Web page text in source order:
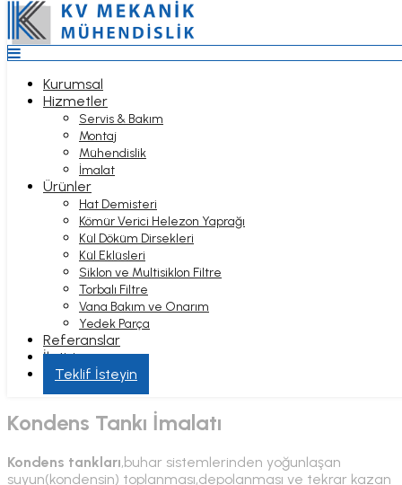
Top
Anasayfa
Kurumsal
Hizmetler
Servis & Bakım
Montaj
Mühendislik
İmalat
Ürünler
Hat Demisteri
Kömür Verici Helezon Yaprağı
Kül Döküm Dirsekleri
Kül Eklüsleri
Siklon ve Multisiklon Filtre
Torbalı Filtre
Vana Bakım ve Onarım
Yedek Parça
Referanslar
İletişim
Hizmet Bölgeleri
Kurumsal
Hizmetler
Servis & Bakım
Montaj
Mühendislik
İmalat
Ürünler
Hat Demisteri
Kömür Verici Helezon Yaprağı
Kül Döküm Dirsekleri
Kül Eklüsleri
Siklon ve Multisiklon Filtre
Torbalı Filtre
Vana Bakım ve Onarım
Yedek Parça
Referanslar
İletişim
Teklif İsteyin
KONDENS TANKI
İMALATI
Kondens Tankı İmalatı
Kondens tankları,buhar sistemlerinden yoğunlaşan
suyun(kondensin) toplanması,depolanması ve tekrar kazan